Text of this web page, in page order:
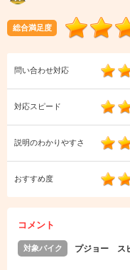
総合満足度
問い合わせ対応
対応スピード
説明のわかりやすさ
おすすめ度
コメント
対象バイク プジョー ス